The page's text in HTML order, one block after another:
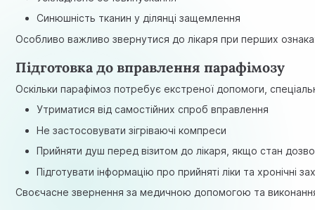
Синюшність тканин у ділянці защемлення
Особливо важливо звернутися до лікаря при перших
Підготовка до вправлення парафімозу
Оскільки парафімоз потребує екстреної допомоги,
Утриматися від самостійних спроб вправлення
Не застосовувати зігріваючі компреси
Прийняти душ перед візитом до лікаря, якщо стан
Підготувати інформацію про прийняті ліки та хронічні
Своєчасне звернення за медичною допомогою та